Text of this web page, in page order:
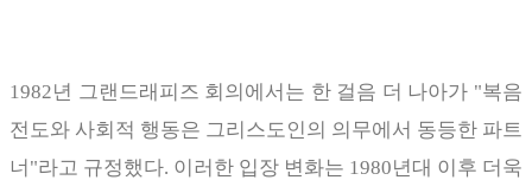
1982년 그랜드래피즈 회의에서는 한 걸음 더 나아가 "복음
전도와 사회적 행동은 그리스도인의 의무에서 동등한 파트
너 "라고 규정했다. 이러한 입장 변화는 1980년대 이후 더욱